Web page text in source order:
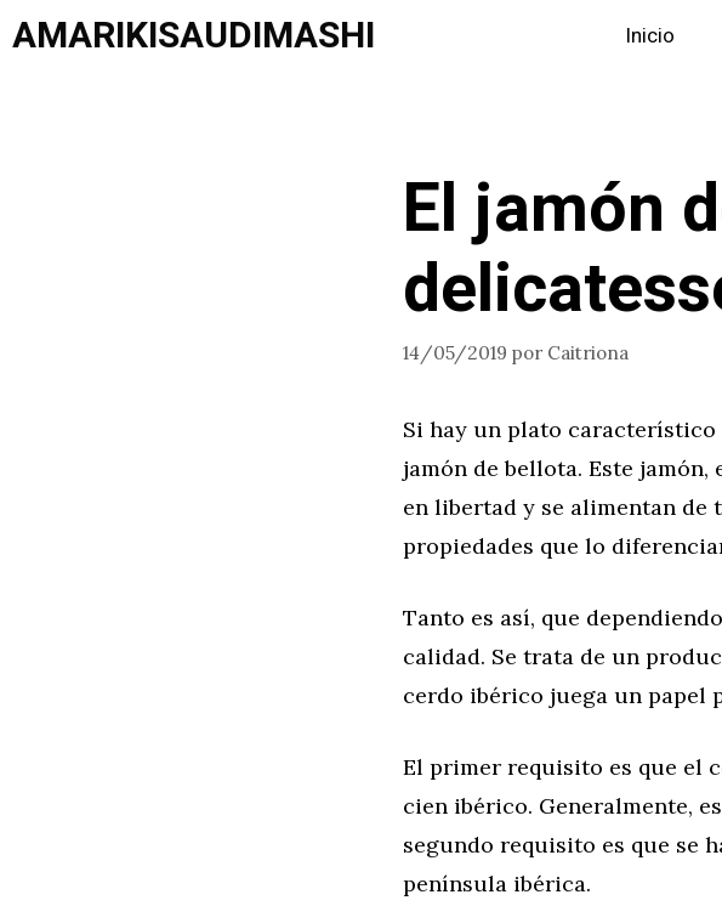
Saltar
alAMARIKISAUDIMASHI Inicio
El jamón
14/05/2019 por Caitriona
Si hay un plato característico
jamón de bellota. Este
en libertad y se alimentan
propiedades que lo
Tanto es así, que
calidad. Se trata de un
cerdo ibérico juega un papel
El primer requisito es que el
cien ibérico. Generalmente,
segundo requisito es que se
península ibérica.